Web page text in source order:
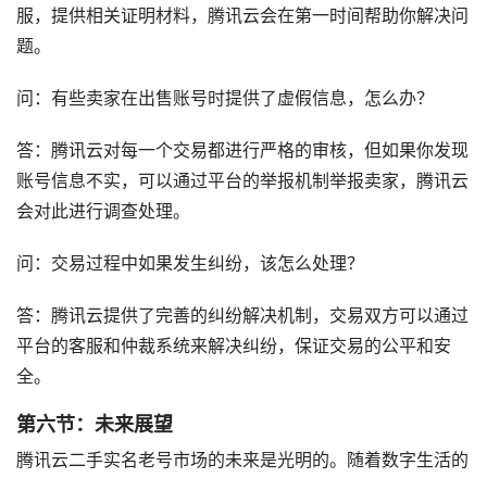
服，提供相关证明材料，腾讯云会在第一时间帮助你解决问
题。
问：有些卖家在出售账号时提供了虚假信息，怎么办？
答：腾讯云对每一个交易都进行严格的审核，但如果你发现
账号信息不实，可以通过平台的举报机制举报卖家，腾讯云
会对此进行调查处理。
问：交易过程中如果发生纠纷，该怎么处理？
答：腾讯云提供了完善的纠纷解决机制，交易双方可以通过
平台的客服和仲裁系统来解决纠纷，保证交易的公平和安
全。
第六节：未来展望
腾讯云二手实名老号市场的未来是光明的。随着数字生活的